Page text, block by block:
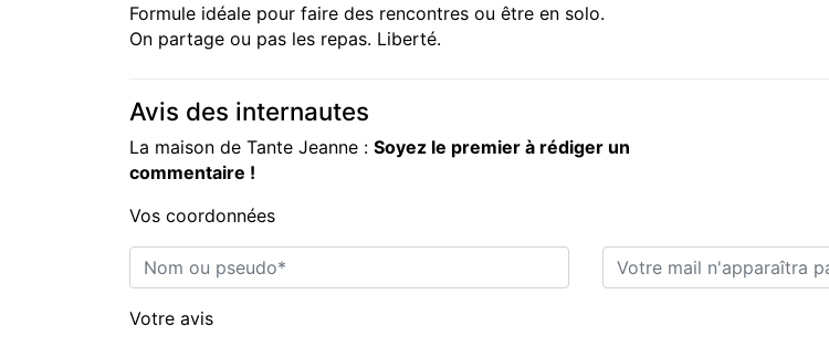
Formule idéale pour faire des rencontres ou être en solo.
On partage ou pas les repas. Liberté.
Avis des internautes
La maison de Tante Jeanne : Soyez le premier à rédiger un
commentaire !
Vos coordonnées
Nom ou pseudo*
E-mail*
Votre avis